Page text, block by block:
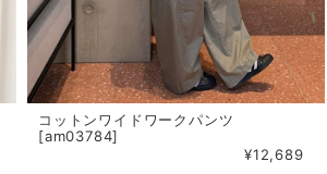
コットンワイドワークパンツ
[am03784]
¥12,689